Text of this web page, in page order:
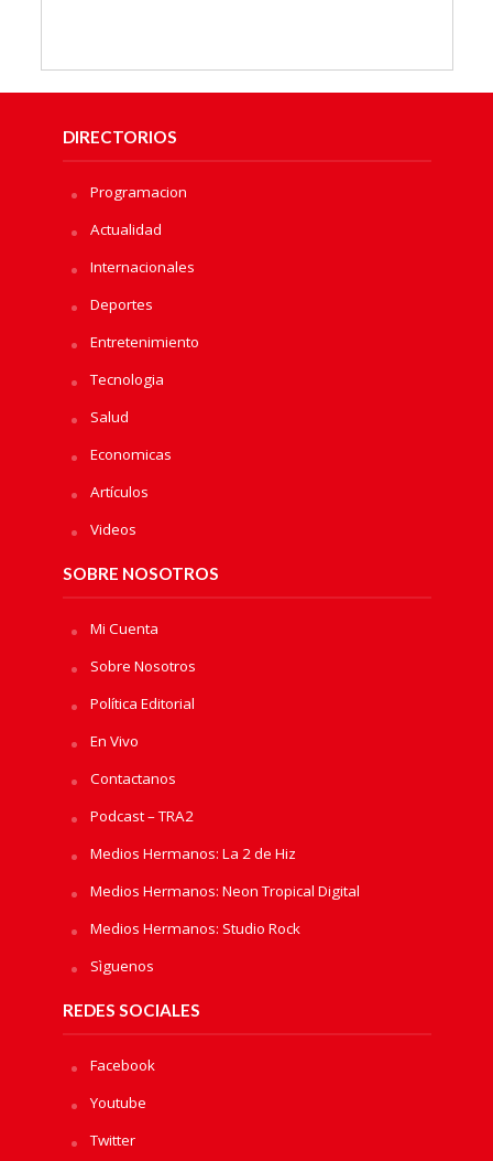
DIRECTORIOS
Programacion
Actualidad
Internacionales
Deportes
Entretenimiento
Tecnologia
Salud
Economicas
Artículos
Videos
SOBRE NOSOTROS
Mi Cuenta
Sobre Nosotros
Política Editorial
En Vivo
Contactanos
Podcast – TRA2
Medios Hermanos: La 2 de Hiz
Medios Hermanos: Neon Tropical Digital
Medios Hermanos: Studio Rock
Sìguenos
REDES SOCIALES
Facebook
Youtube
Twitter